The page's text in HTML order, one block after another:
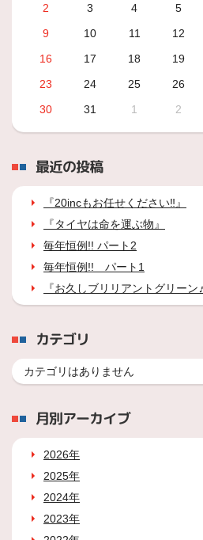
2
3 4 5
9
10 11 12
16
17 18 19
23
24 25 26
30
31 1 2
最近の投稿
『20incもお任せください‼』
『タイヤは命を運ぶ物』
毎年恒例!! パート2
毎年恒例!! パート1
『お久しブリリアントグリーン
カテゴリ
カテゴリはありません
月別アーカイブ
2026年
2025年
2024年
2023年